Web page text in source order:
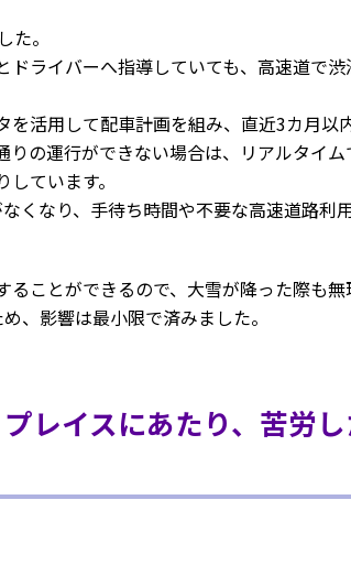
。
ライバーへ指導していても、高速道で
を活用して配車計画を組み、直近3カ月
の運行ができない場合は、リアルタイ
ています。
くなり、手待ち時間や不要な高速道路利
ことができるので、大雪が降った際も
、影響は最小限で済みました。
レイスにあたり、苦労